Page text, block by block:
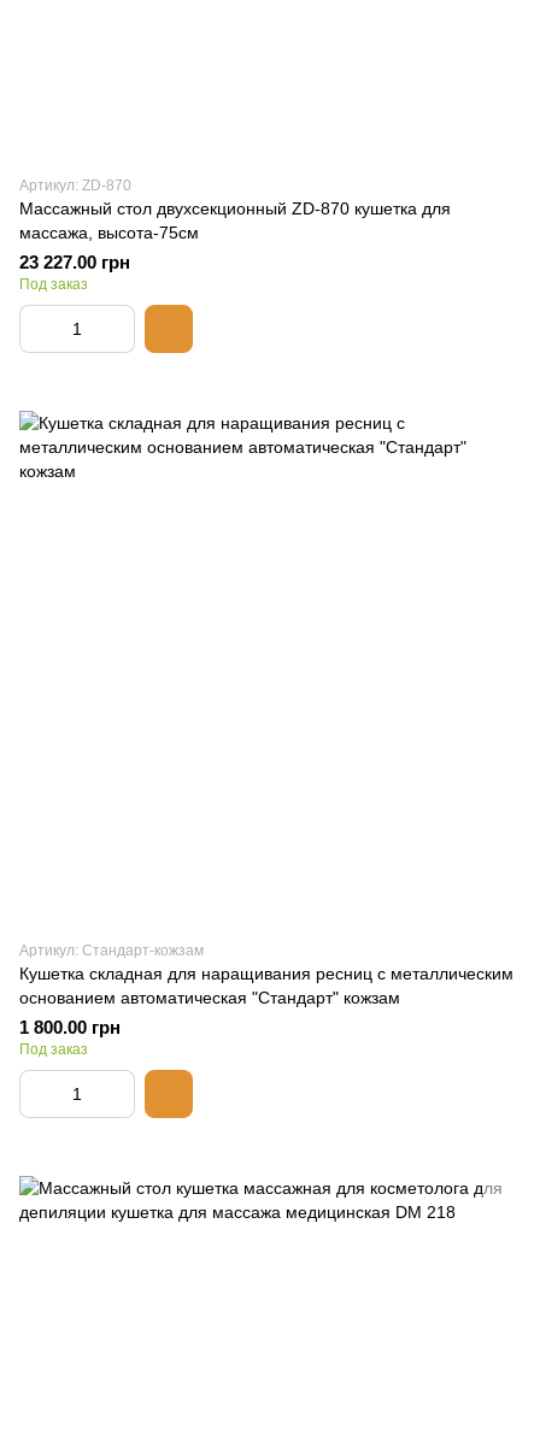
Артикул: ZD-870
Массажный стол двухсекционный ZD-870 кушетка для
массажа, высота-75см
23 227.00 грн
Под заказ
Артикул: Стандарт-кожзам
Кушетка складная для наращивания ресниц с металлическим
основанием автоматическая "Стандарт" кожзам
1 800.00 грн
Под заказ